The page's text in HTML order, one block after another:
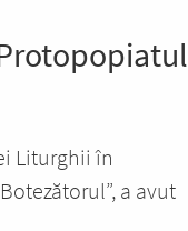
Liturghii în
a avut